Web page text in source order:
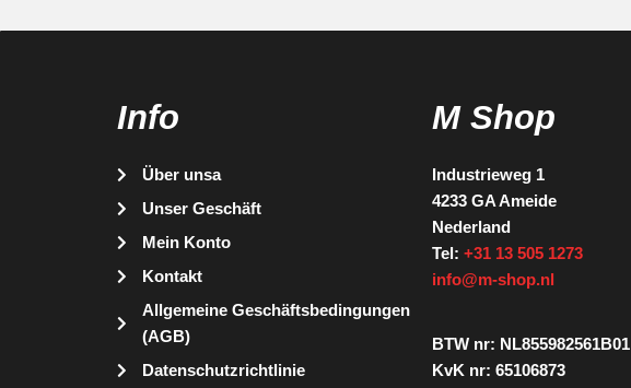
Info
Über unsa
Unser Geschäft
Mein Konto
Kontakt
Allgemeine Geschäftsbedingungen
(AGB)
Datenschutzrichtlinie
M Shop
Industrieweg 1
4233 GA Ameide
Nederland
Tel: +31 13 505 1273
info@m-shop.nl
BTW nr: NL855982561B01
KvK nr: 65106873